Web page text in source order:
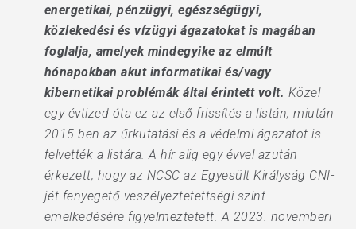
energetikai, pénzügyi, egészségügyi,
közlekedési és vízügyi ágazatokat is magában
foglalja, amelyek mindegyike az elmúlt
hónapokban akut informatikai és/vagy
kibernetikai problémák által érintett volt. Közel
egy évtized óta ez az első frissítés a listán, miután
2015-ben az űrkutatási és a védelmi ágazatot is
felvették a listára. A hír alig egy évvel azután
érkezett, hogy az NCSC az Egyesült Királyság CNI-
jét fenyegető veszélyeztetettségi szint
emelkedésére figyelmeztetett. A 2023. novemberi